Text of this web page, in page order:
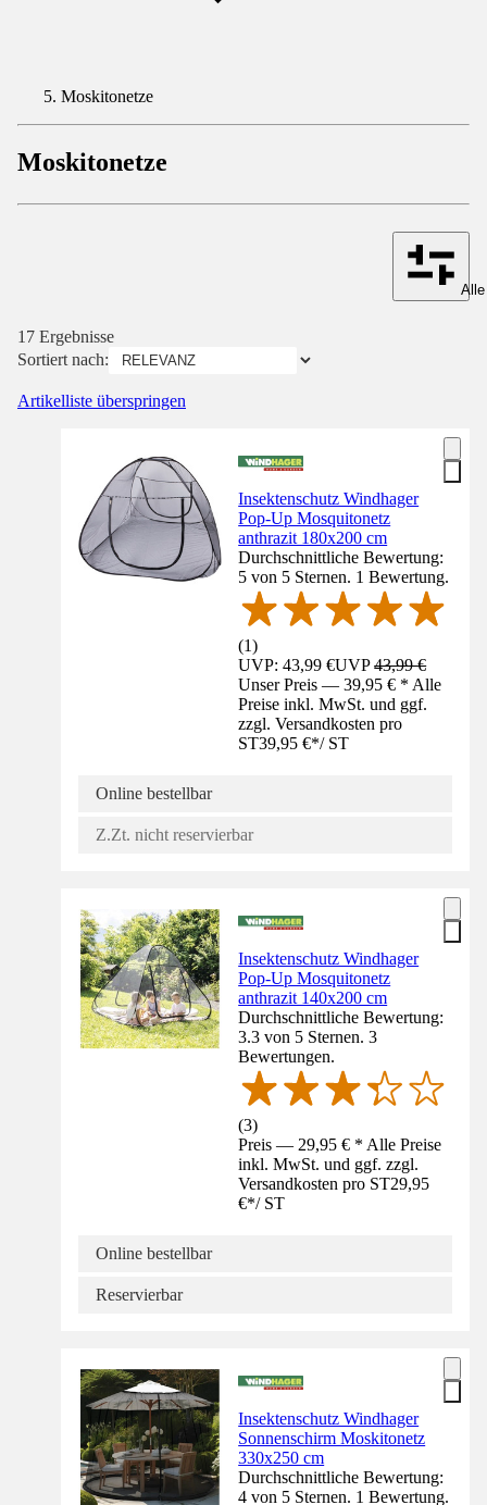
Moskitonetze
Moskitonetze
17 Ergebnisse
Sortiert nach:
Artikelliste überspringen
Insektenschutz Windhager
Pop-Up Mosquitonetz
anthrazit 180x200 cm
Durchschnittliche Bewertung:
5 von 5 Sternen. 1 Bewertung.
(1)
UVP: 43,99 €UVP43,99 €
Unser Preis — 39,95 € * Alle
Preise inkl. MwSt. und ggf.
zzgl. Versandkosten pro
ST39,95 €*/ ST
Online bestellbar
Z.Zt. nicht reservierbar
Insektenschutz Windhager
Pop-Up Mosquitonetz
anthrazit 140x200 cm
Durchschnittliche Bewertung:
3.3 von 5 Sternen. 3
Bewertungen.
(3)
Preis — 29,95 € * Alle Preise
inkl. MwSt. und ggf. zzgl.
Versandkosten pro ST29,95
€*/ ST
Online bestellbar
Reservierbar
Insektenschutz Windhager
Sonnenschirm Moskitonetz
330x250 cm
Durchschnittliche Bewertung:
4 von 5 Sternen. 1 Bewertung.